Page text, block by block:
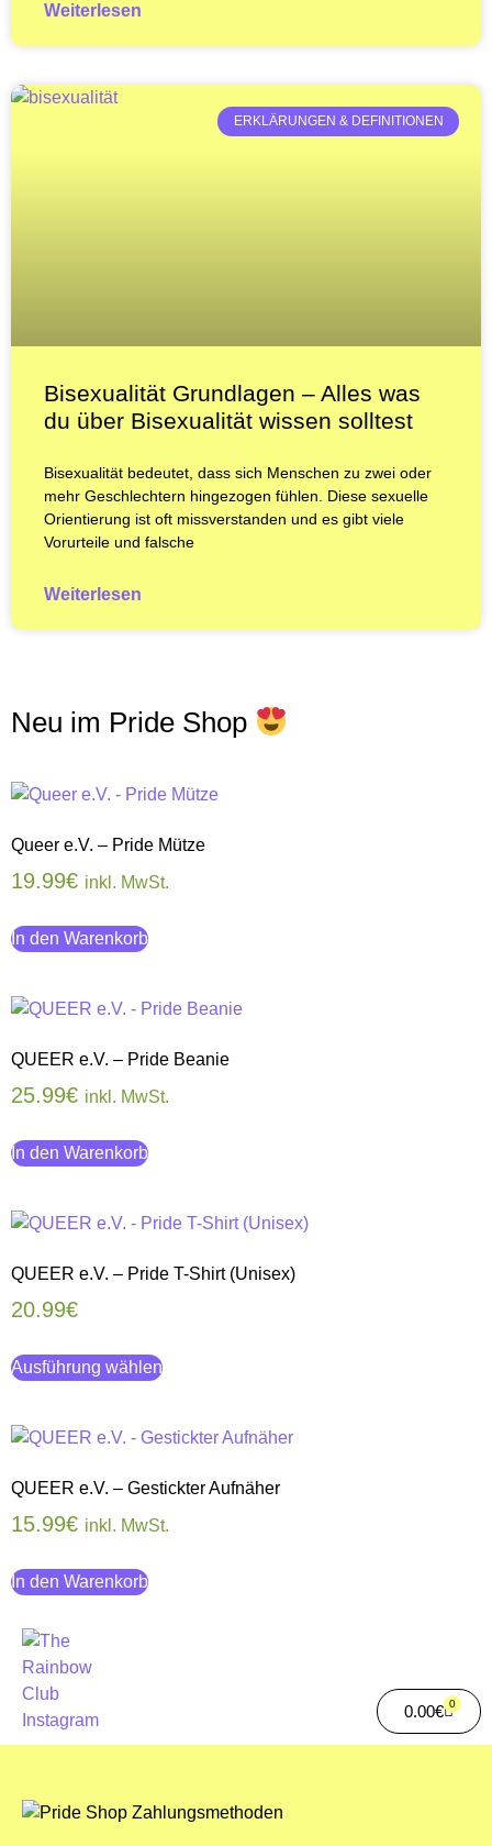
Weiterlesen
ERKLÄRUNGEN & DEFINITIONEN
Bisexualität Grundlagen – Alles was
du über Bisexualität wissen solltest
Bisexualität bedeutet, dass sich Menschen zu zwei oder
mehr Geschlechtern hingezogen fühlen. Diese sexuelle
Orientierung ist oft missverstanden und es gibt viele
Vorurteile und falsche
Weiterlesen
Neu im Pride Shop
Queer e.V. – Pride Mütze
19.99€ inkl. MwSt.
In den Warenkorb
QUEER e.V. – Pride Beanie
25.99€ inkl. MwSt.
In den Warenkorb
QUEER e.V. – Pride T-Shirt (Unisex)
20.99€
Ausführung wählen
QUEER e.V. – Gestickter Aufnäher
15.99€ inkl. MwSt.
In den Warenkorb
0.00€ 0